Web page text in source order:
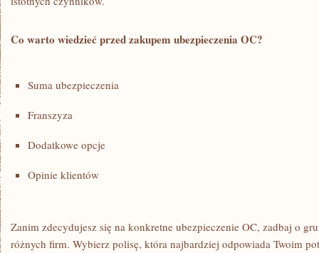
Co warto wiedzieć przed⁢ zakupem ubezpieczenia OC?
Suma ubezpieczenia
Franszyza
Dodatkowe ⁣opcje
Opinie klientów
Zanim zdecydujesz się na konkretne ubezpieczenie ⁣OC, zadbaj o
‍różnych firm. Wybierz polisę, która najbardziej odpowiada Twoim